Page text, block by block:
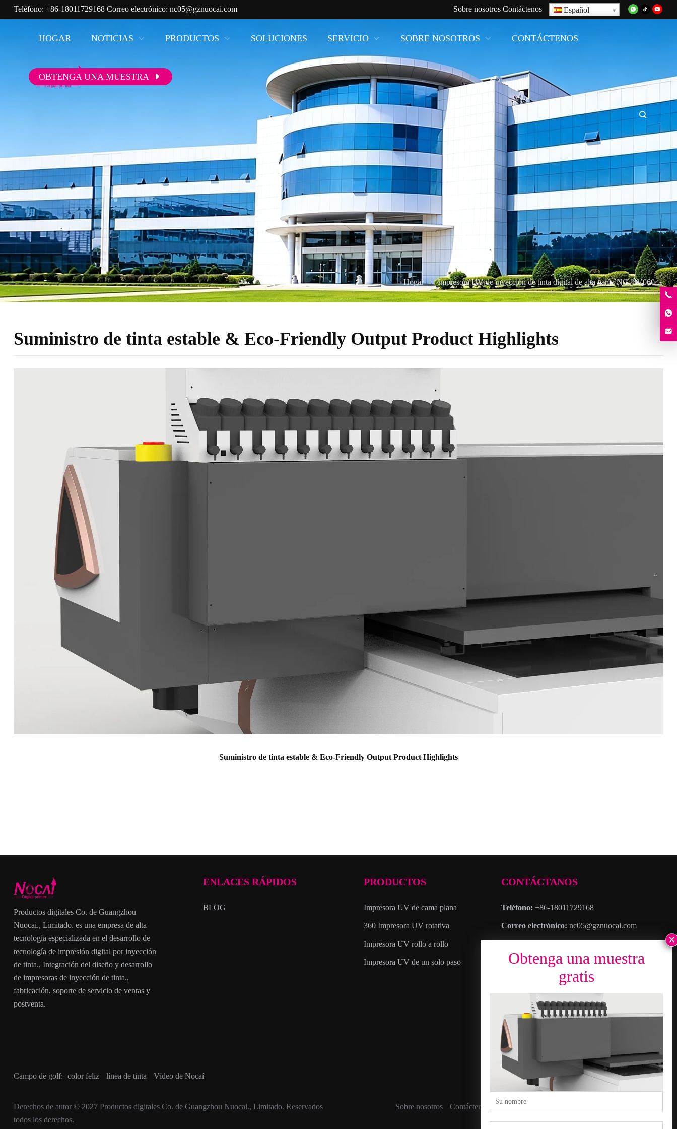
Teléfono: +86-18011729168Correo electrónico: nc05@gznuocai.com Sobre nosotros Contáctenos Español
HOGAR NOTICIAS PRODUCTOS SOLUCIONES SERVICIO SOBRE NOSOTROS CONTÁCTENOS
OBTENGA UNA MUESTRA
Hogar Impresora UV de inyección de tinta digital de alta gama NC-UV0609MAX-II
Suministro de tinta estable & Eco-Friendly Output Product Highlights
Suministro de tinta estable & Eco-Friendly Output Product Highlights
Productos digitales Co. de Guangzhou
Nuocai., Limitado. es una empresa de alta
tecnología especializada en el desarrollo de
tecnología de impresión digital por inyección
de tinta., Integración del diseño y desarrollo
de impresoras de inyección de tinta.,
fabricación, soporte de servicio de ventas y
postventa.
ENLACES RÁPIDOS
BLOG
PRODUCTOS
Impresora UV de cama plana
360 Impresora UV rotativa
Impresora UV rollo a rollo
Impresora UV de un solo paso
CONTÁCTANOS
Teléfono: +86-18011729168
Correo electrónico: nc05@gznuocai.com
Horario comercial: Lunes – Sábado 8:30soy
DIRECCIÓN: No. 28, Avenida Haogang,
Más ciudades, Distrito de Nansha, ciudad de
cantón, Provincia de Guangdong
Campo de golf: color feliz línea de tinta Vídeo de Nocaí
Derechos de autor © 2027 Productos digitales Co. de Guangzhou Nuocai., Limitado. Reservados
todos los derechos.
Sobre nosotros Contáctenos política de privacidad